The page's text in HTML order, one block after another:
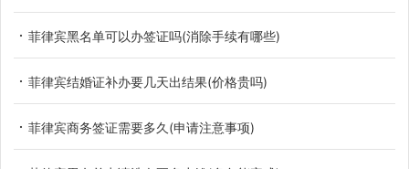
菲律宾黑名单可以办签证吗(消除手续有哪些)
菲律宾结婚证补办要几天出结果(价格贵吗)
菲律宾商务签证需要多久(申请注意事项)